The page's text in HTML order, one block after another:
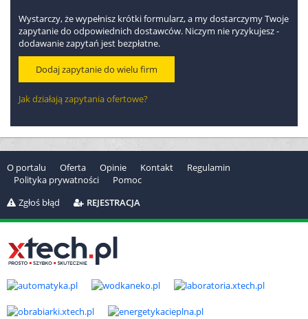
Wystarczy, że wypełnisz krótki formularz, a my dostarczymy Twoje
zapytanie do odpowiednich dostawców. Niczym nie ryzykujesz -
dodawanie zapytań jest bezpłatne.
Dodaj zapytanie do wielu firm
Jak działają zapytania ofertowe?
O portalu Oferta Opinie Kontakt
Regulamin
Polityka prywatności
Pomoc
Zgłoś błąd
REJESTRACJA